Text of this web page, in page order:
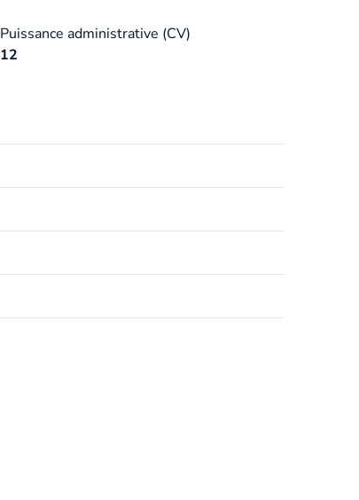
Puissance administrative (CV)
12